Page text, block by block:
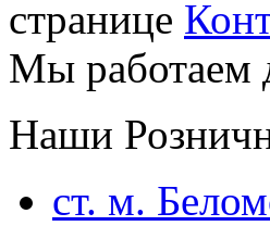
странице
Мы работаем
Наши
ст. м.